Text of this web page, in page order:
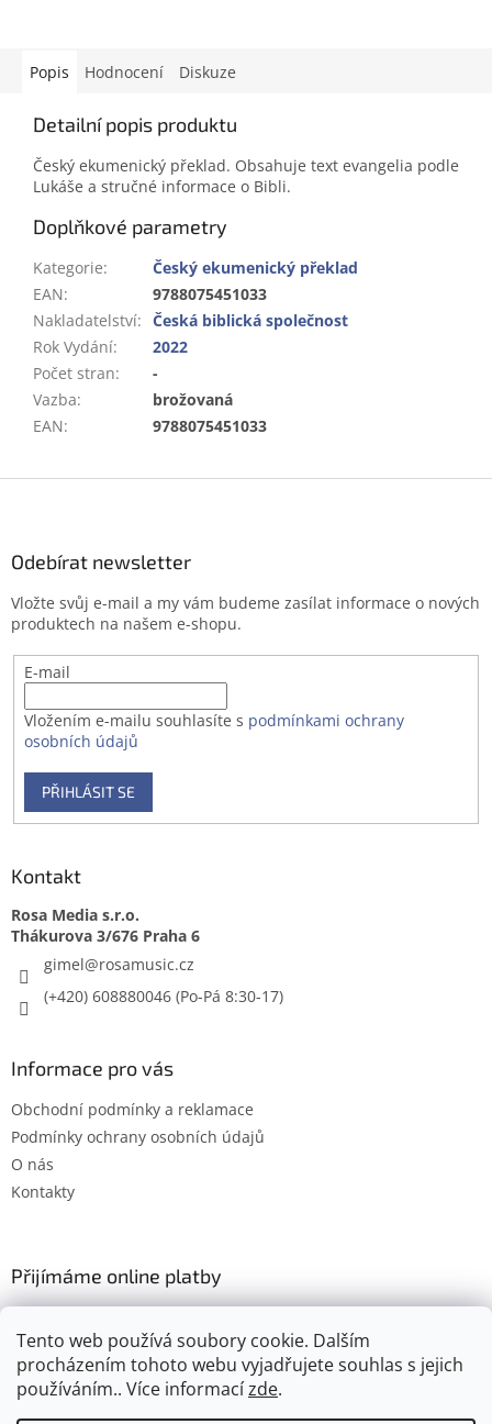
Tento web používá soubory cookie. Dalším
procházením tohoto webu vyjadřujete souhlas s jejich
používáním.. Více informacízde.
Popis Hodnocení Diskuze
Detailní popis produktu
Český ekumenický překlad. Obsahuje text evangelia podle
Lukáše a stručné informace o Bibli.
Doplňkové parametry
Kategorie:
Český ekumenický překlad
EAN:
9788075451033
Nakladatelství: Česká biblická společnost
Rok Vydání:
2022
Počet stran:
-
Vazba:
brožovaná
EAN: 9788075451033
Odebírat newsletter
Vložte svůj e-mail a my vám budeme zasílat informace o nových
produktech na našem e-shopu.
E-mail
Vložením e-mailu souhlasíte s podmínkami ochrany
osobních údajů
PŘIHLÁSIT SE
Kontakt
Rosa Media s.r.o.
gimel@rosamusic.cz
(+420) 608880046
Informace pro vás
Obchodní podmínky a reklamace
Podmínky ochrany osobních údajů
O nás
Kontakty
Přijímáme online platby